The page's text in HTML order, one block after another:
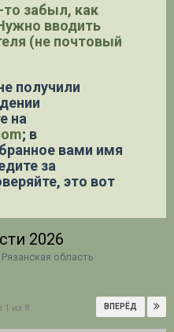
забыл, как
вводить
(не почтовый
получили
на
; в
вами имя
за
это вот
2026
Рязанская область
ВПЕРЁД
1 из 8